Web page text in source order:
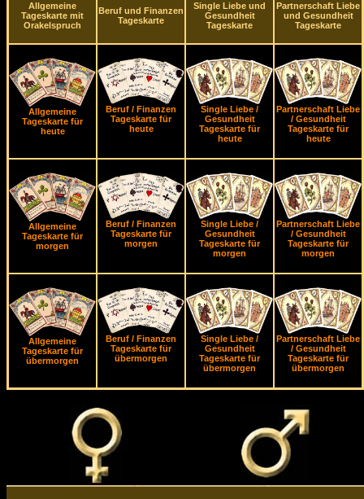
Allgemeine
Tageskarte mit
Orakelspruch
Beruf und Finanzen
Tageskarte
Single Liebe und
Gesundheit
Tageskarte
Partnerschaft Liebe
und Gesundheit
Tageskarte
Allgemeine
Tageskarte für
heute
Beruf / Finanzen
Tageskarte für
heute
Single Liebe /
Gesundheit
Tageskarte für
heute
Partnerschaft Liebe
/ Gesundheit
Tageskarte für
heute
Allgemeine
Tageskarte für
morgen
Beruf / Finanzen
Tageskarte für
morgen
Single Liebe /
Gesundheit
Tageskarte für
morgen
Partnerschaft Liebe
/ Gesundheit
Tageskarte für
morgen
Allgemeine
Tageskarte für
übermorgen
Beruf / Finanzen
Tageskarte für
übermorgen
Single Liebe /
Gesundheit
Tageskarte für
übermorgen
Partnerschaft Liebe
/ Gesundheit
Tageskarte für
übermorgen